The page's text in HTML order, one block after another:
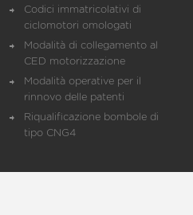
Codici immatricolativi di
ciclomotori omologati
Modalità di collegamento al
CED motorizzazione
Modalità operative per il
rinnovo delle patenti
Riqualificazione bombole di
tipo CNG4